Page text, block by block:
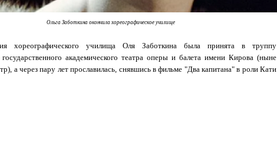
Ольга Заботкина окончила хореографическое училище
хореографического училища Оля Заботкина была принята в труппу
государственного академического театра оперы и балета имени Кирова (ныне
а через пару лет прославилась, снявшись в фильме "Два капитана" в роли Кати